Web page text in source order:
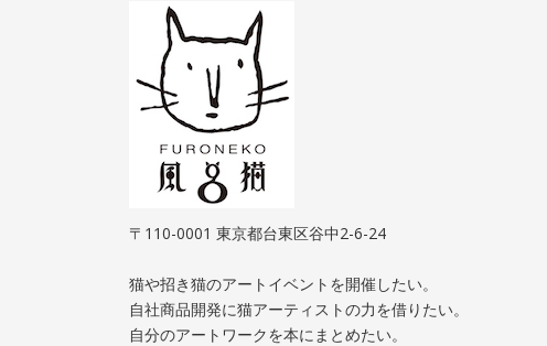
〒110-0001 東京都台東区谷中2-6-24
猫や招き猫のアートイベントを開催したい。
自社商品開発に猫アーティストの力を借りたい。
自分のアートワークを本にまとめたい。